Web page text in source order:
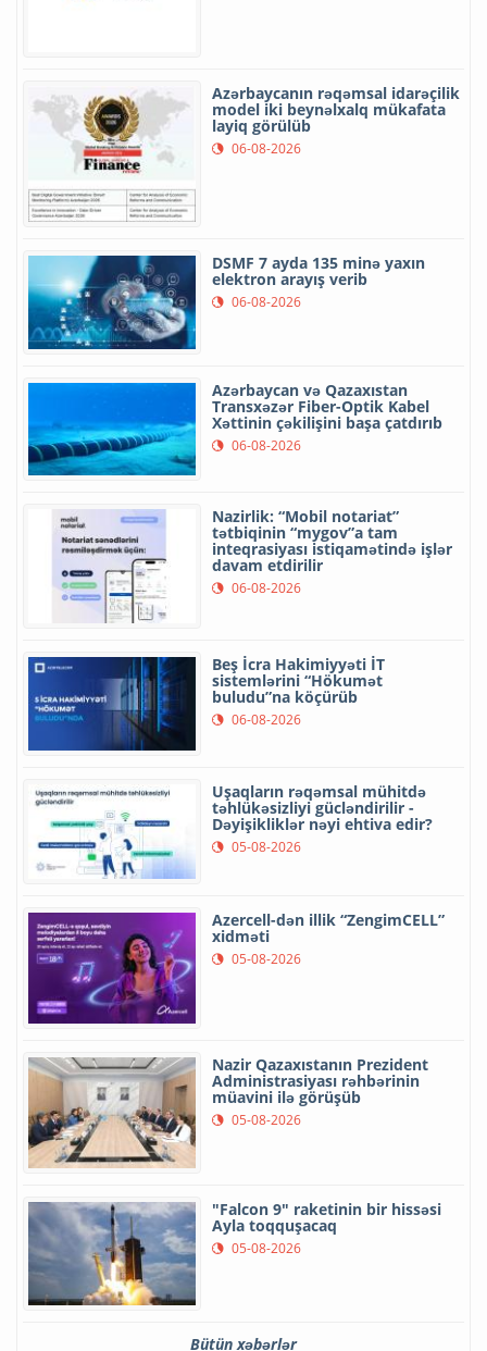
Azərbaycanın rəqəmsal idarəçilik
model iki beynəlxalq mükafata
layiq görülüb
06-08-2026
DSMF 7 ayda 135 minə yaxın
elektron arayış verib
06-08-2026
Azərbaycan və Qazaxıstan
Transxəzər Fiber-Optik Kabel
Xəttinin çəkilişini başa çatdırıb
06-08-2026
Nazirlik: “Mobil notariat”
tətbiqinin “mygov”a tam
inteqrasiyası istiqamətində işlər
davam etdirilir
06-08-2026
Beş İcra Hakimiyyəti İT
sistemlərini “Hökumət
buludu”na köçürüb
06-08-2026
Uşaqların rəqəmsal mühitdə
təhlükəsizliyi gücləndirilir -
Dəyişikliklər nəyi ehtiva edir?
05-08-2026
Azercell-dən illik “ZengimCELL”
xidməti
05-08-2026
Nazir Qazaxıstanın Prezident
Administrasiyası rəhbərinin
müavini ilə görüşüb
05-08-2026
"Falcon 9" raketinin bir hissəsi
Ayla toqquşacaq
05-08-2026
Bütün xəbərlər